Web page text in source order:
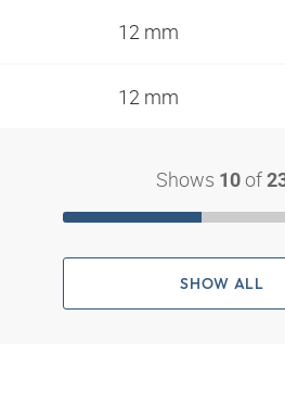
12 mm
12 mm
Shows 10 of
SHOW ALL